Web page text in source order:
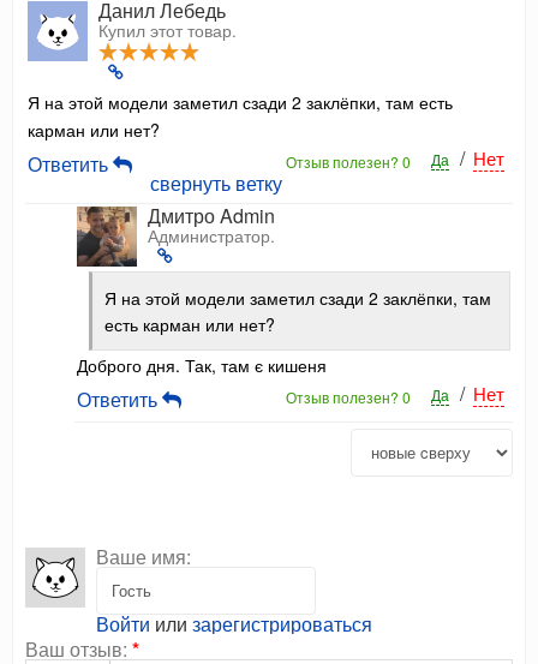
Данил Лебедь
Купил этот товар.
Я на этой модели заметил сзади 2 заклёпки, там есть
карман или нет?
Да / Нет
Отзыв полезен?0
Ответить
свернуть ветку
Дмитро Admin
Администратор.
Я на этой модели заметил сзади 2 заклёпки, там
есть карман или нет?
Доброго дня. Так, там є кишеня
Да / Нет
Отзыв полезен?0
Ответить
Ваше имя:
Войти или зарегистрироваться
Ваш отзыв: *